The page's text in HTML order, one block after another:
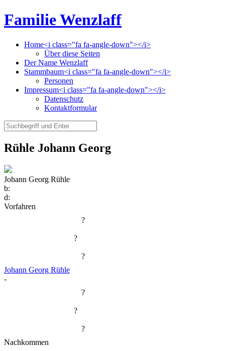
Familie Wenzlaff
Home<i class="fa fa-angle-down"></i>
Über diese Seiten
Der Name Wenzlaff
Stammbaum<i class="fa fa-angle-down"></i>
Personen
Impressum<i class="fa fa-angle-down"></i>
Datenschutz
Kontaktformular
Rühle Johann Georg
Johann Georg Rühle
b:
d:
Vorfahren
?
?
?
Johann Georg Rühle
-
?
?
?
Nachkommen